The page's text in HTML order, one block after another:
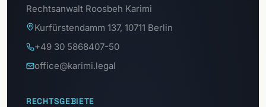
Rechtsanwalt Roosbeh Karimi
Kurfürstendamm 137, 10711 Berlin
+49 30 5868407-50
office@karimi.legal
RECHTSGEBIETE